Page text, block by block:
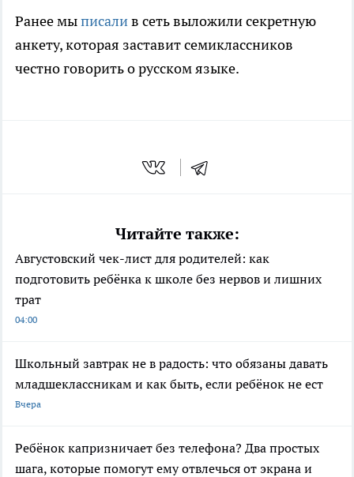
Ранее мыписалив сеть выложили секретную
анкету, которая заставит семиклассников
честно говорить о русском языке.
Читайте также:
Августовский чек-лист для родителей: как
подготовить ребёнка к школе без нервов и лишних
трат
04:00
Школьный завтрак не в радость: что обязаны давать
младшеклассникам и как быть, если ребёнок не ест
Вчера
Ребёнок капризничает без телефона? Два простых
шага, которые помогут ему отвлечься от экрана и